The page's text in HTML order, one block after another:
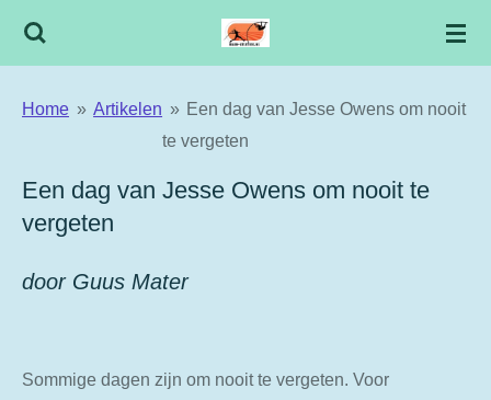
Ga
de
Home » Artikelen » Een dag van Jesse Owens om nooit
te vergeten
Een dag van Jesse Owens om nooit te
vergeten
door Guus Mater
Sommige dagen zijn om nooit te vergeten. Voor